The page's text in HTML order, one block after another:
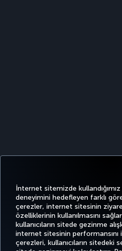
İnternet sitemizde
deneyimini hedefleyen farklı
çerezler, internet sitesinin
özelliklerinin kullanılmasını
kullanıcıların sitede gezinme
internet sitesinin performansını
çerezleri, kullanıcıların sitedeki
TwitterFacebook
Instagram